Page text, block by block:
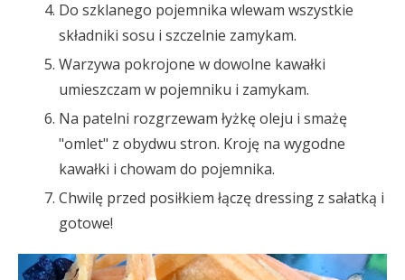
Do szklanego pojemnika wlewam wszystkie
składniki sosu i szczelnie zamykam.
Warzywa pokrojone w dowolne kawałki
umieszczam w pojemniku i zamykam.
Na patelni rozgrzewam łyżkę oleju i smażę
"omlet" z obydwu stron. Kroję na wygodne
kawałki i chowam do pojemnika.
Chwilę przed posiłkiem łączę dressing z sałatką i
gotowe!